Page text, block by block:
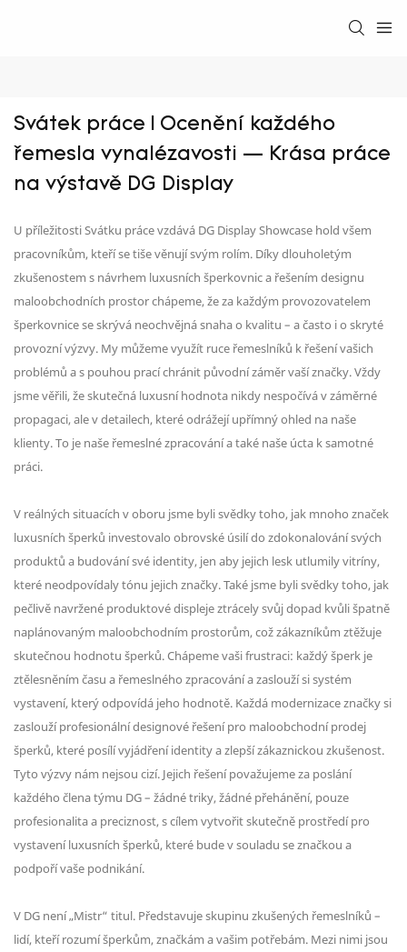
Svátek práce | Ocenění každého
řemesla vynalézavosti — Krása práce
na výstavě DG Display
U příležitosti Svátku práce vzdává DG Display Showcase hold všem
pracovníkům, kteří se tiše věnují svým rolím. Díky dlouholetým
zkušenostem s návrhem luxusních šperkovnic a řešením designu
maloobchodních prostor chápeme, že za každým provozovatelem
šperkovnice se skrývá neochvějná snaha o kvalitu – a často i o skryté
provozní výzvy. My můžeme využít ruce řemeslníků k řešení vašich
problémů a s pouhou prací chránit původní záměr vaší značky. Vždy
jsme věřili, že skutečná luxusní hodnota nikdy nespočívá v záměrné
propagaci, ale v detailech, které odrážejí upřímný ohled na naše
klienty. To je naše řemeslné zpracování a také naše úcta k samotné
práci.
V reálných situacích v oboru jsme byli svědky toho, jak mnoho značek
luxusních šperků investovalo obrovské úsilí do zdokonalování svých
produktů a budování své identity, jen aby jejich lesk utlumily vitríny,
které neodpovídaly tónu jejich značky. Také jsme byli svědky toho, jak
pečlivě navržené produktové displeje ztrácely svůj dopad kvůli špatně
naplánovaným maloobchodním prostorům, což zákazníkům ztěžuje
skutečnou hodnotu šperků. Chápeme vaši frustraci: každý šperk je
ztělesněním času a řemeslného zpracování a zaslouží si systém
vystavení, který odpovídá jeho hodnotě. Každá modernizace značky si
zaslouží profesionální designové řešení pro maloobchodní prodej
šperků, které posílí vyjádření identity a zlepší zákaznickou zkušenost.
Tyto výzvy nám nejsou cizí. Jejich řešení považujeme za poslání
každého člena týmu DG – žádné triky, žádné přehánění, pouze
profesionalita a preciznost, s cílem vytvořit skutečně prostředí pro
vystavení luxusních šperků, které bude v souladu se značkou a
podpoří vaše podnikání.
V DG není „Mistr“ titul. Představuje skupinu zkušených řemeslníků –
lidí, kteří rozumí šperkům, značkám a vašim potřebám. Mezi nimi jsou